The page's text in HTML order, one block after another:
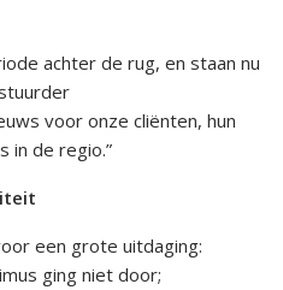
achter de rug, en staan nu
voor onze cliënten, hun
in de regio.”
een grote uitdaging:
ging niet door;